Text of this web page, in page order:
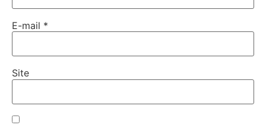
E-mail *
Site